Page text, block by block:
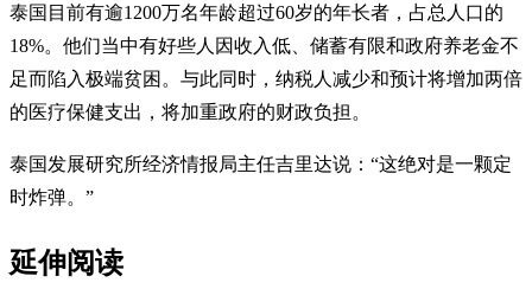
泰国目前有逾1200万名年龄超过60岁的年长者，占总人口的
18%。他们当中有好些人因收入低、储蓄有限和政府养老金不
足而陷入极端贫困。与此同时，纳税人减少和预计将增加两倍
的医疗保健支出，将加重政府的财政负担。
泰国发展研究所经济情报局主任吉里达说：“这绝对是一颗定
时炸弹。”
延伸阅读